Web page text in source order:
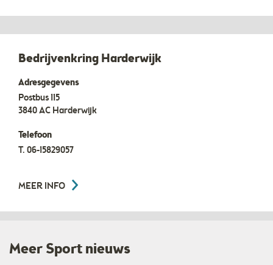
Bedrijvenkring Harderwijk
Adresgegevens
Postbus 115
3840 AC Harderwijk
Telefoon
T. 06-15829057
MEER INFO
Meer Sport nieuws